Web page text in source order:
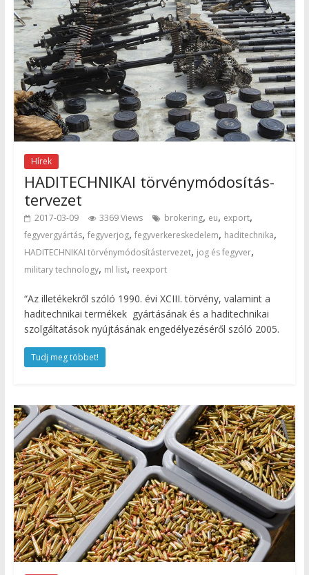
Hírek
HADITECHNIKAI törvénymódosítás-
tervezet
2017-03-09 3369 Views brokering, eu, export,
fegyvergyártás, fegyverjog, fegyverkereskedelem, haditechnika,
HADITECHNIKAI törvénymódosítástervezet, jog és fegyver,
military technology, ml list, reexport
“Az illetékekről szóló 1990. évi XCIII. törvény, valamint a
haditechnikai termékek gyártásának és a haditechnikai
szolgáltatások nyújtásának engedélyezéséről szóló 2005.
Tudj meg többet!